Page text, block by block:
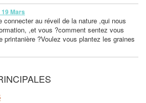
Mars
connecter au réveil de la nature ,qui nous
,et vous ?comment sentez vous
printanière ?Voulez vous plantez les graines